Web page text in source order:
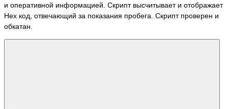
и оперативной информацией. Скрипт высчитывает и отображает
Hex код, отвечающий за показания пробега. Скрипт проверен и
обкатан.